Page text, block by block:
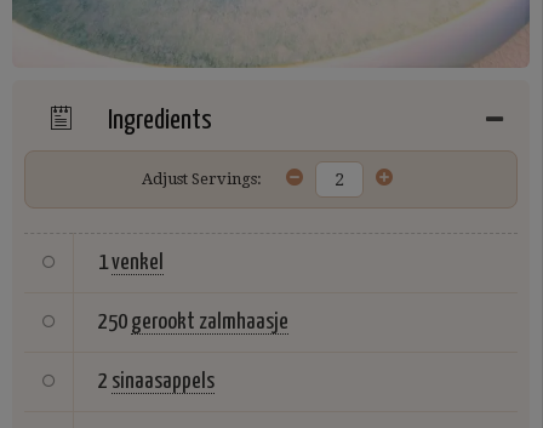
Ingredients
Adjust Servings:
1venkel
250 gerookt zalmhaasje
2 sinaasappels